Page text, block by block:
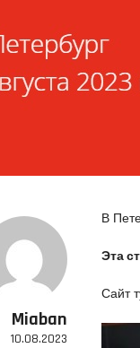
Miaban
10.08.2023
В
Эта
Сайт